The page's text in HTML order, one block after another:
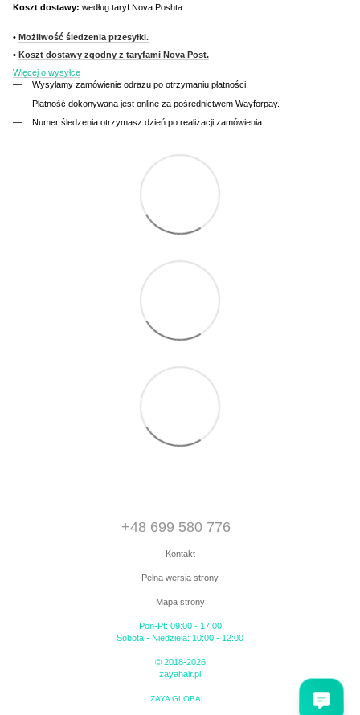
Koszt dostawy: według taryf Nova Poshta.
• Możliwość śledzenia przesyłki.
• Koszt dostawy zgodny z taryfami Nova Post.
Więcej o wysyłce
Wysyłamy zamówienie odrazu po otrzymaniu płatności.
Płatność dokonywana jest online za pośrednictwem Wayforpay.
Numer śledzenia otrzymasz dzień po realizacji zamówienia.
+48 699 580 776
Kontakt
Pełna wersja strony
Mapa strony
Pon-Pt: 09:00 - 17:00
Sobota - Niedziela: 10:00 - 12:00
© 2018-2026
zayahair.pl
ZAYA GLOBAL